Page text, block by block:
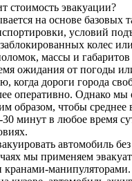
стоимость эвакуации?
на основе базовых
условий
колес
массы и
ожидания от погоды
когда дороги города
оперативно. Однако мы
образом, чтобы
минут в любое время
автомобиль без
мы применяем
кранами-